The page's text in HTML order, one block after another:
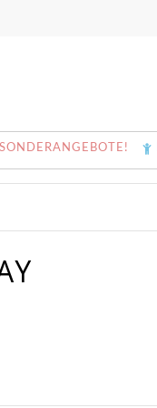
SONDERANGEBOTE!